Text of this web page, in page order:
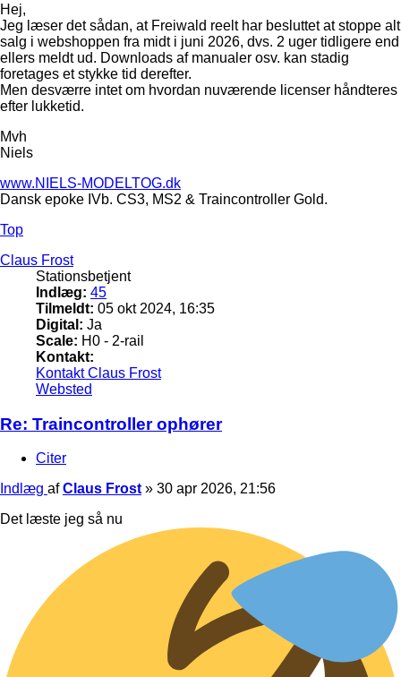
Hej,
Jeg læser det sådan, at Freiwald reelt har besluttet at stoppe alt
salg i webshoppen fra midt i juni 2026, dvs. 2 uger tidligere end
ellers meldt ud. Downloads af manualer osv. kan stadig
foretages et stykke tid derefter.
Men desværre intet om hvordan nuværende licenser håndteres
efter lukketid.
Mvh
Niels
www.NIELS-MODELTOG.dk
Dansk epoke IVb. CS3, MS2 & Traincontroller Gold.
Top
Claus Frost
Stationsbetjent
Indlæg: 45
Tilmeldt: 05 okt 2024, 16:35
Digital: Ja
Scale: H0 - 2-rail
Kontakt:
Kontakt Claus Frost
Websted
Re: Traincontroller ophører
Citer
Indlæg afClaus Frost » 30 apr 2026, 21:56
Det læste jeg så nu